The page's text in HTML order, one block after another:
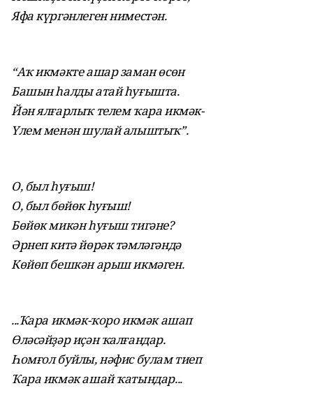
Яфа күргәнлеген ниместән.
“Аҡ икмәкте ашар заман өсөн
Башын һалды атай һуғышта.
Йән ялғарлыҡ телем ҡара икмәк-
Үлем менән шулай алыштыҡ”.
О, был һуғыш!
О, был бөйөк һуғыш!
Бөйөк микән һуғыш тигәне?
Әрнеп китә йөрәк тәмләгәндә
Көйөп бешкән арыш икмәген.
...Ҡара икмәк-ҡоро икмәк ашап
Өләсәйҙәр иҫән ҡалғандар.
Һомғол буйлы, нәфис булам тиеп
Ҡара икмәк ашай ҡатындар...